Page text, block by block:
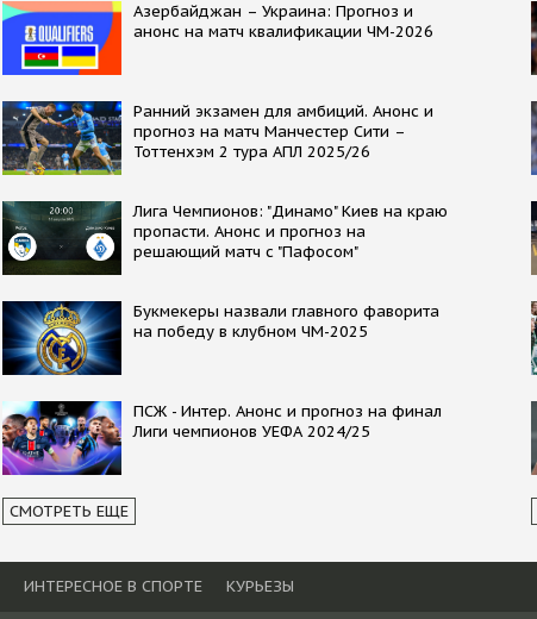
Азербайджан – Украина: Прогноз и
анонс на матч квалификации ЧМ-2026
Ранний экзамен для амбиций. Анонс и
прогноз на матч Манчестер Сити –
Тоттенхэм 2 тура АПЛ 2025/26
Лига Чемпионов: "Динамо" Киев на краю
пропасти. Анонс и прогноз на
решающий матч с "Пафосом"
Букмекеры назвали главного фаворита
на победу в клубном ЧМ-2025
ПСЖ - Интер. Анонс и прогноз на финал
Лиги чемпионов УЕФА 2024/25
СМОТРЕТЬ ЕЩЕ
ИНТЕРЕСНОЕ В СПОРТЕ КУРЬЕЗЫ